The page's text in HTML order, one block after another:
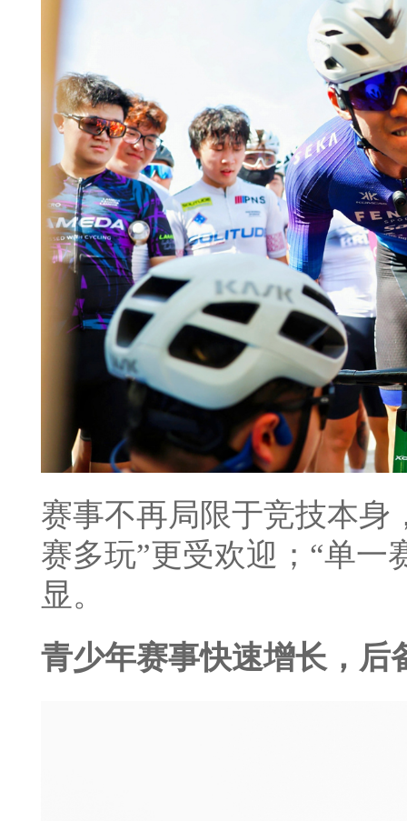
赛事不再局限于竞技本身
赛多玩”更受欢迎；“单一
显。
青少年赛事快速增长，